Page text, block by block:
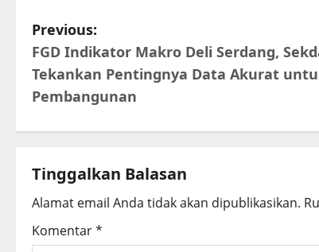
P
o
s
t
n
a
v
Previous:
FGD Indikator Makro Deli Serdang,
Tekankan Pentingnya Data Akurat
Pembangunan
Tinggalkan Balasan
Alamat email Anda tidak akan dipublikasikan.
Komentar*